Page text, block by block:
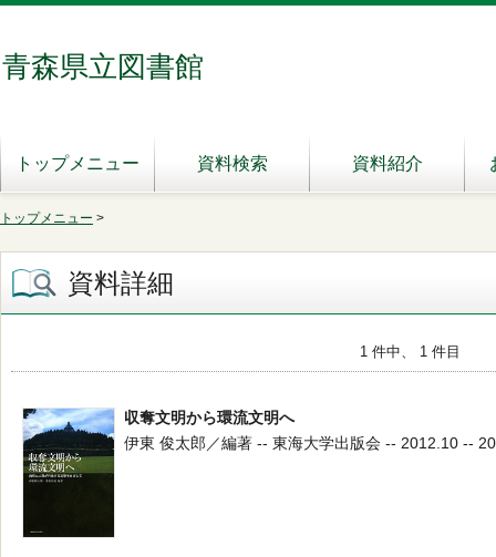
青森県立図書館
トップメニュー 資料検索 資料紹介
トップメニュー >
資料詳細
1 件中、 1 件目
収奪文明から環流文明へ
伊東 俊太郎／編著 -- 東海大学出版会 -- 2012.10 --